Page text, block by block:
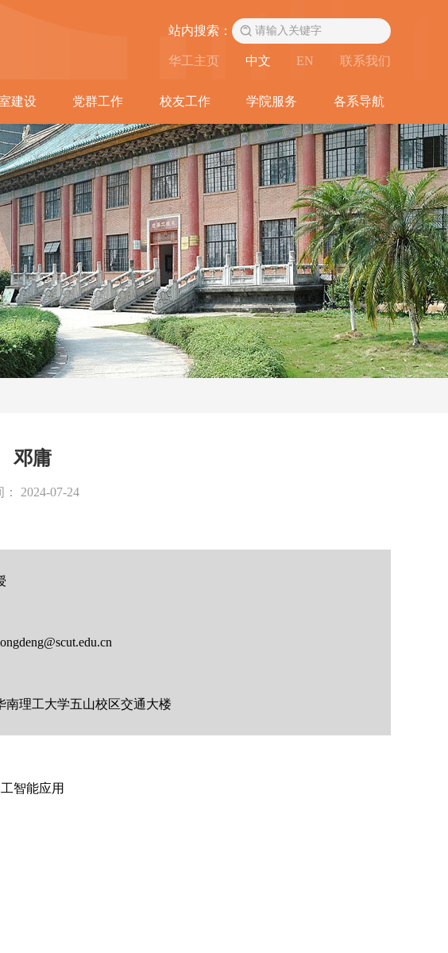
站内搜索：
华工主页 中文 EN 联系我们
建设 党群工作 校友工作 学院服务 各系导航
邓庸
2024-07-24
南理工大学五山校区交通大楼
智能应用